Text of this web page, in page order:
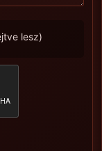
lesz)